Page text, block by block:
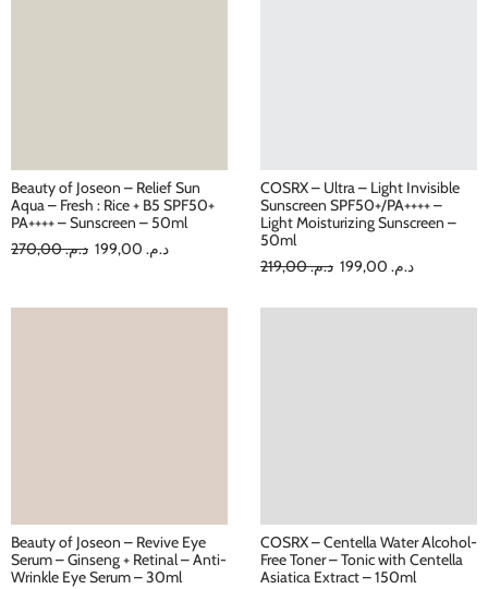
Beauty of Joseon – Relief Sun
Aqua – Fresh : Rice + B5 SPF50+
PA++++ – Sunscreen – 50ml
د.م.270,00 د.م.
COSRX – Ultra – Light Invisible
Sunscreen SPF50+/PA++++ –
Light Moisturizing Sunscreen –
50ml
د.م.219,00 د.م.
Beauty of Joseon – Revive Eye
Serum – Ginseng + Retinal – Anti-
Wrinkle Eye Serum – 30ml
COSRX – Centella Water Alcohol-
Free Toner – Tonic with Centella
Asiatica Extract – 150ml